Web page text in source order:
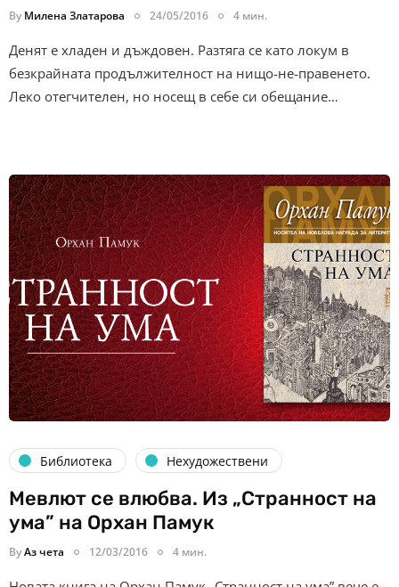
By Милена Златарова 24/05/2016 4 мин.
Денят е хладен и дъждовен. Разтяга се като локум в
безкрайната продължителност на нищо-не-правенето.
Леко отегчителен, но носещ в себе си обещание…
Библиотека Нехудожествени
Мевлют се влюбва. Из „Странност на
ума” на Орхан Памук
ByАз чета 12/03/2016 4 мин.